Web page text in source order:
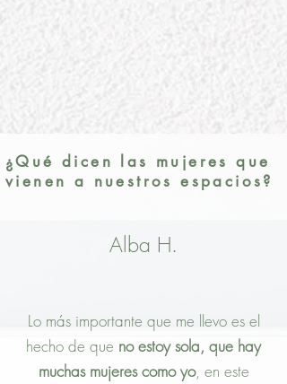
Alba H.
Lo más importante que me llevo es el
hecho de que no estoy sola, que hay
muchas mujeres como yo, en este
¿Qué dicen las mujeres que
vienen a nuestros espacios?